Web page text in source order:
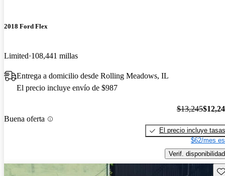
2018 Ford Flex
Limited 108,441 millas
Entrega a domicilio desde Rolling Meadows, IL
El precio incluye envío de $987
Buena oferta
$13,245
El precio incluye tasas
$62/mes
Verif. disponibilidad